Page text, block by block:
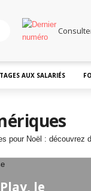
AUX SALARIÉS
pour Noël :
le